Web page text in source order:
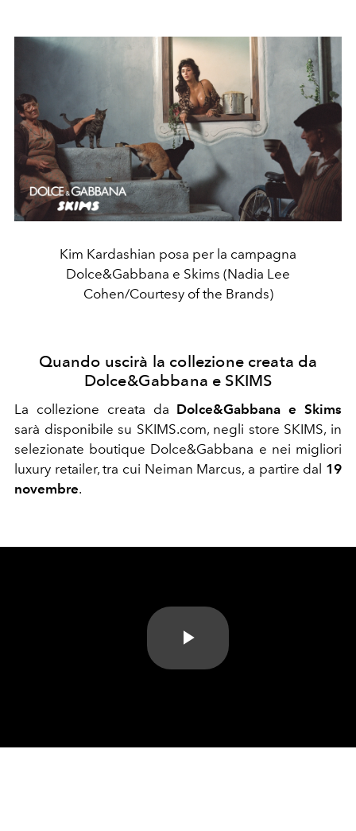
Kim Kardashian posa per la campagna
Dolce&Gabbana e Skims (Nadia Lee
Cohen/Courtesy of the Brands)
Quando uscirà la collezione creata da
Dolce&Gabbana e SKIMS
La collezione creata da Dolce&Gabbana e Skims
sarà disponibile su SKIMS.com, negli store SKIMS, in
selezionate boutique Dolce&Gabbana e nei migliori
luxury retailer, tra cui Neiman Marcus, a partire dal 19
novembre.
Play